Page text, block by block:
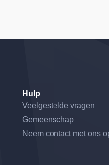
Hulp
Veelgestelde vragen
Gemeenschap
Neem contact met ons